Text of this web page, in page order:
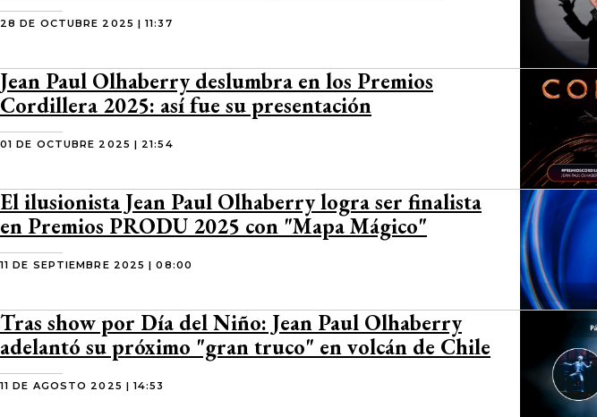
28 DE OCTUBRE 2025 | 11:37
Jean Paul Olhaberry deslumbra en los Premios
Cordillera 2025: así fue su presentación
01 DE OCTUBRE 2025 | 21:54
El ilusionista Jean Paul Olhaberry logra ser finalista
en Premios PRODU 2025 con "Mapa Mágico"
11 DE SEPTIEMBRE 2025 | 08:00
Tras show por Día del Niño: Jean Paul Olhaberry
adelantó su próximo "gran truco" en volcán de Chile
11 DE AGOSTO 2025 | 14:53